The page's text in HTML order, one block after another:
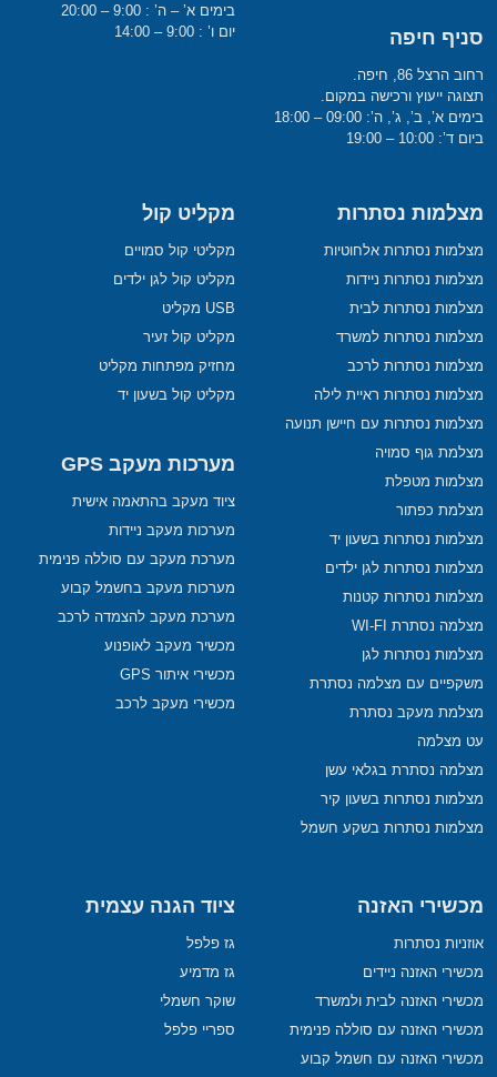
סניף חיפה
רחוב הרצל 86, חיפה.
תצוגה ייעוץ ורכישה במקום.
בימים א’, ב’, ג’, ה’: 09:00 – 18:00
ביום ד’: 10:00 – 19:00
בימים א’ – ה’ : 9:00 – 20:00
יום ו’ : 9:00 – 14:00
מצלמות נסתרות
מצלמות נסתרות אלחוטיות
מצלמות נסתרות ניידות
מצלמות נסתרות לבית
מצלמות נסתרות למשרד
מצלמות נסתרות לרכב
מצלמות נסתרות ראיית לילה
מצלמות נסתרות עם חיישן תנועה
מצלמת גוף סמויה
מצלמות מטפלת
מצלמת כפתור
מצלמות נסתרות בשעון יד
מצלמות נסתרות לגן ילדים
מצלמות נסתרות קטנות
מצלמה נסתרת WI-FI
מצלמות נסתרות לגן
משקפיים עם מצלמה נסתרת
מצלמת מעקב נסתרת
עט מצלמה
מצלמה נסתרת בגלאי עשן
מצלמות נסתרות בשעון קיר
מצלמות נסתרות בשקע חשמל
מקליט קול
מקליטי קול סמויים
מקליט קול לגן ילדים
USB מקליט
מקליט קול זעיר
מחזיק מפתחות מקליט
מקליט קול בשעון יד
מערכות מעקב GPS
ציוד מעקב בהתאמה אישית
מערכות מעקב ניידות
מערכת מעקב עם סוללה פנימית
מערכות מעקב בחשמל קבוע
מערכת מעקב להצמדה לרכב
מכשיר מעקב לאופנוע
מכשירי איתור GPS
מכשירי מעקב לרכב
מכשירי האזנה
אוזניות נסתרות
מכשירי האזנה ניידים
מכשירי האזנה לבית ולמשרד
מכשירי האזנה עם סוללה פנימית
מכשירי האזנה עם חשמל קבוע
ציוד הגנה עצמית
גז פלפל
גז מדמיע
שוקר חשמלי
ספריי פלפל